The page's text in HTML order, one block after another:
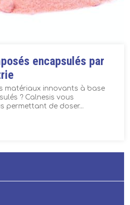
encapsulés par
matériaux innovants à base
? Calnesis vous
permettant de doser...